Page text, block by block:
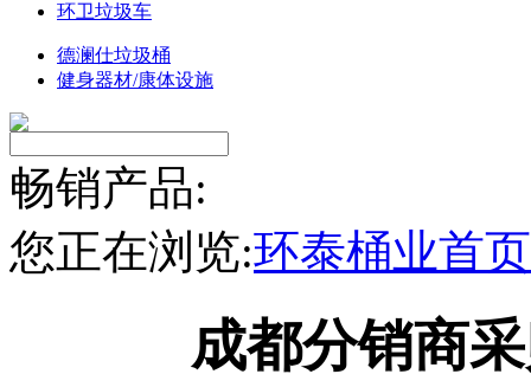
环卫垃圾车
德澜仕垃圾桶
健身器材/康体设施
畅销产品:
您正在浏览:环泰桶业首页
成都分销商